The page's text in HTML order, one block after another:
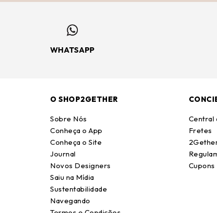
WHATSAPP
O SHOP2GETHER
Sobre Nós
Conheça o App
Conheça o Site
Journal
Novos Designers
Saiu na Mídia
Sustentabilidade
Navegando
Central
Fretes
Cupons